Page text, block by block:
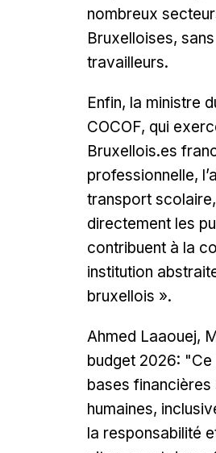
nombreux
Bruxelloises,
travailleurs.
Enfin, la ministre
COCOF, qui
Bruxellois.es
professionnelle,
transport
directement les
contribuent à la
institution
bruxellois ».
Ahmed Laaouej,
budget 2026: "Ce
bases
humaines,
la responsabilité